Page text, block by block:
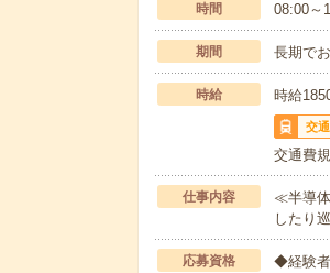
時間 08:00～
期間 長期で
時給 時給
交
交通費
仕事内容
≪半導
したり
応募資格
◆経験者